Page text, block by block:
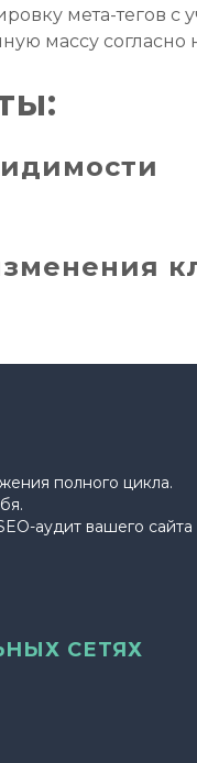
мета-тегов с
массу согласно
полного цикла.
аудит вашего сайта
СЕТЯХ